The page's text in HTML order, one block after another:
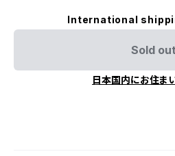
International
Sold out
日本国内にお住ま